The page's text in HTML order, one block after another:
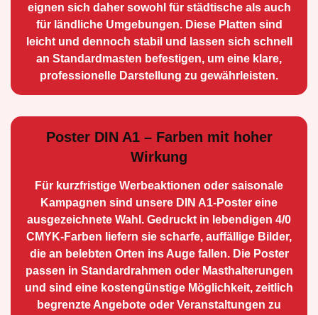
eignen sich daher sowohl für städtische als auch
für ländliche Umge­bungen. Diese Platten sind
leicht und dennoch stabil und lassen sich schnell
an Standard­masten befestigen, um eine klare,
professionelle Darstellung zu gewährleisten.
Poster DIN A1 – Farben mit hoher
Wirkung
Für kurzfristige Werbe­aktionen oder saisonale
Kampagnen sind unsere DIN A1-Poster eine
ausge­zeichnete Wahl. Gedruckt in lebendigen 4/0
CMYK-Farben liefern sie scharfe, auffällige Bilder,
die an belebten Orten ins Auge fallen. Die Poster
passen in Standardrahmen oder Masthalterungen
und sind eine kostengünstige Möglichkeit, zeitlich
begrenzte Angebote oder Veranstaltungen zu